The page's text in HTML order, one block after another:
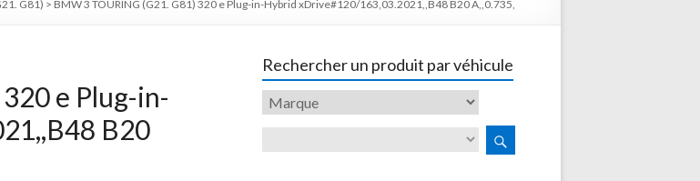
G81) > BMW 3 TOURING (G21. G81) 320 e Plug-in-Hybrid xDrive#120/163,03.2021,,B48 B20 A,,0.735,
e Plug-in-
B20
Rechercher un produit par véhicule